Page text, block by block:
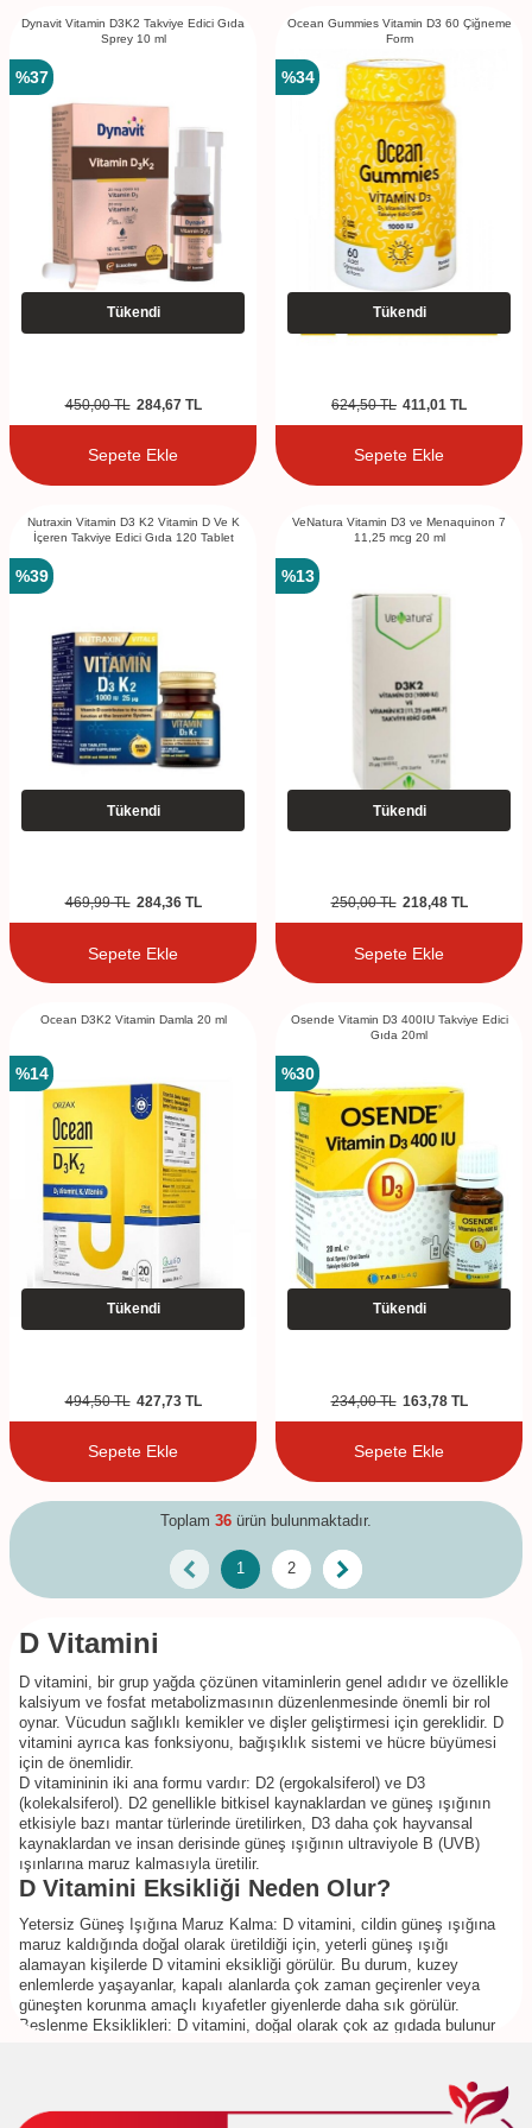
Dynavit Vitamin D3K2 Takviye Edici Gıda
Sprey 10 ml
%37
Tükendi
450,00TL 284,67TL
Sepete Ekle
Ocean Gummies Vitamin D3 60 Çiğneme
Form
%34
Tükendi
624,50TL 411,01 TL
Sepete Ekle
Nutraxin Vitamin D3 K2 Vitamin D Ve K
İçeren Takviye Edici Gıda 120 Tablet
%39
Tükendi
469,99TL 284,36TL
Sepete Ekle
VeNatura Vitamin D3 ve Menaquinon 7
11,25 mcg 20 ml
%13
Tükendi
250,00TL 218,48TL
Sepete Ekle
Ocean D3K2 Vitamin Damla 20 ml
%14
Tükendi
494,50TL 427,73TL
Sepete Ekle
Osende Vitamin D3 400IU Takviye Edici
Gıda 20ml
%30
Tükendi
234,00TL 163,78TL
Sepete Ekle
Toplam 36 ürün bulunmaktadır.
1 2
D Vitamini
D vitamini, bir grup yağda çözünen vitaminlerin genel adıdır ve özellikle
kalsiyum ve fosfat metabolizmasının düzenlenmesinde önemli bir rol
oynar. Vücudun sağlıklı kemikler ve dişler geliştirmesi için gereklidir. D
vitamini ayrıca kas fonksiyonu, bağışıklık sistemi ve hücre büyümesi
için de önemlidir.
D vitamininin iki ana formu vardır: D2 (ergokalsiferol) ve D3
(kolekalsiferol). D2 genellikle bitkisel kaynaklardan ve güneş ışığının
etkisiyle bazı mantar türlerinde üretilirken, D3 daha çok hayvansal
kaynaklardan ve insan derisinde güneş ışığının ultraviyole B (UVB)
ışınlarına maruz kalmasıyla üretilir.
D Vitamini Eksikliği Neden Olur?
Yetersiz Güneş Işığına Maruz Kalma: D vitamini, cildin güneş ışığına
maruz kaldığında doğal olarak üretildiği için, yeterli güneş ışığı
alamayan kişilerde D vitamini eksikliği görülür. Bu durum, kuzey
enlemlerde yaşayanlar, kapalı alanlarda çok zaman geçirenler veya
güneşten korunma amaçlı kıyafetler giyenlerde daha sık görülür.
Beslenme Eksiklikleri: D vitamini, doğal olarak çok az gıdada bulunur
D vitamini ile zenginleştirilmiş gıdalara erişimde sıkıntı yaşayabilir.
Bazı Sağlık Koşulları: Sindirim sistemi hastalıkları (örneğin, çölyak